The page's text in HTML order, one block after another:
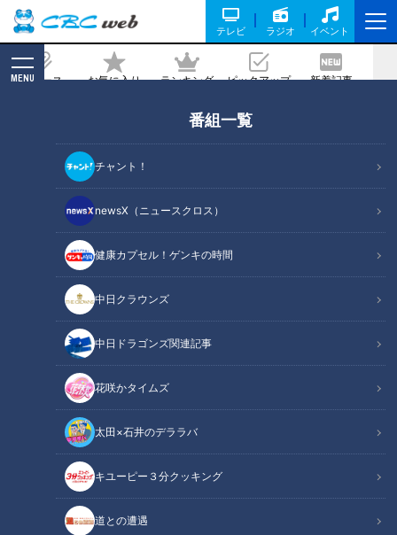
テレビ ラジオ イベント
ニュース お気に入り ランキング ピックアップ 新着記事
MENU
番組一覧
チャント！
newsX（ニュースクロス）
健康カプセル！ゲンキの時間
中日クラウンズ
中日ドラゴンズ関連記事
花咲かタイムズ
太田×石井のデララバ
キユーピー３分クッキング
道との遭遇
統領を裁く「弾劾」の行方
2021/02/10 10:40
CBCテレビ：画像 『チャント！』
ニュースコラム
チャント！「暮らしに役立つ！ニュース用語講座」